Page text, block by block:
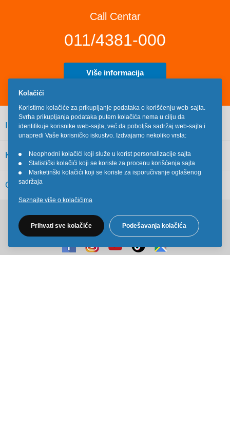
Call Centar
011/4381-000
Više informacija
INFORMACIJE
KORISNIČKI SERVIS
OSTALO
Kolačići
Koristimo kolačiće za prikupljanje podataka o korišćenju web-sajta.
Svrha prikupljanja podataka putem kolačića nema u cilju da
identifikuje korisnike web-sajta, već da poboljša sadržaj web-sajta i
unapredi Vaše korisničko iskustvo. Izdvajamo nekoliko vrsta:
•
Neophodni kolačići koji služe u korist personalizacije sajta
•
Statistički kolačići koji se koriste za procenu korišćenja sajta
•
Marketinški kolačići koji se koriste za isporučivanje oglašenog
sadržaja
Saznajte više o kolačićima
Prihvati sve kolačiće Podešavanja kolačića
Pratite nas na društvenim mrežama